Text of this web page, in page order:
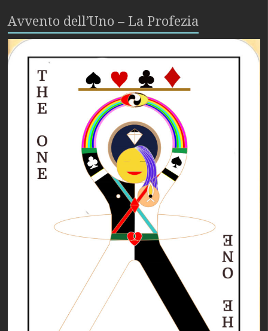
Avvento dell’Uno – La Profezia